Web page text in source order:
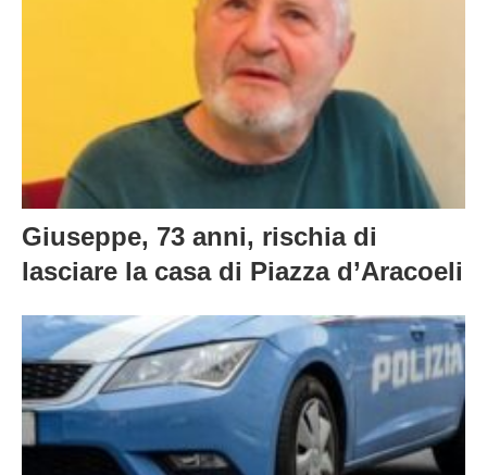
Giuseppe, 73 anni, rischia di
lasciare la casa di Piazza d’Aracoeli